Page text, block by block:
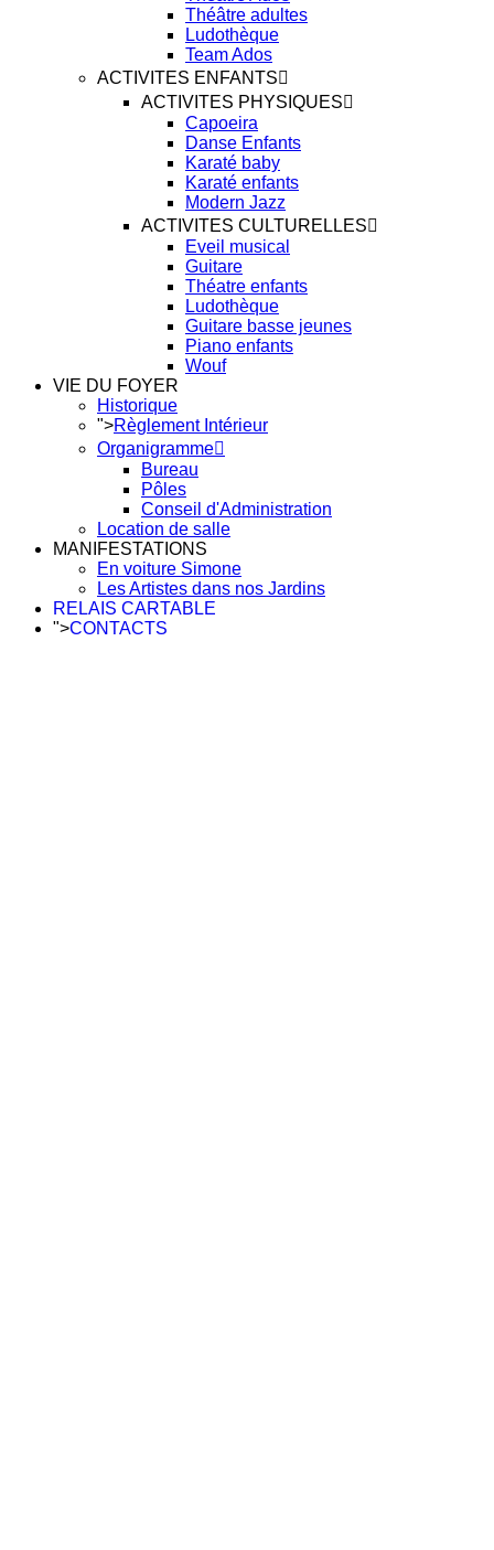
Théâtre adultes
Ludothèque
Team Ados
ACTIVITES ENFANTS
ACTIVITES PHYSIQUES
Capoeira
Danse Enfants
Karaté baby
Karaté enfants
Modern Jazz
ACTIVITES CULTURELLES
Eveil musical
Guitare
Théatre enfants
Ludothèque
Guitare basse jeunes
Piano enfants
Wouf
VIE DU FOYER
Historique
">Règlement Intérieur
Organigramme
Bureau
Pôles
Conseil d'Administration
Location de salle
MANIFESTATIONS
En voiture Simone
Les Artistes dans nos Jardins
RELAIS CARTABLE
">CONTACTS